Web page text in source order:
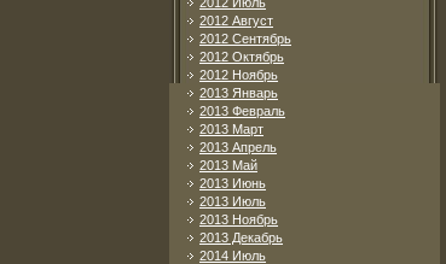
2012 Август
2012 Сентябрь
2012 Октябрь
2012 Ноябрь
2013 Январь
2013 Февраль
2013 Март
2013 Апрель
2013 Май
2013 Июнь
2013 Июль
2013 Ноябрь
2013 Декабрь
2014 Июль